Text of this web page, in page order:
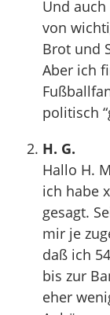
Und
von
Brot und
Aber ich
politisch
H. G.
Hallo H.
ich habe
gesagt.
mir je
daß ich
bis zur
eher